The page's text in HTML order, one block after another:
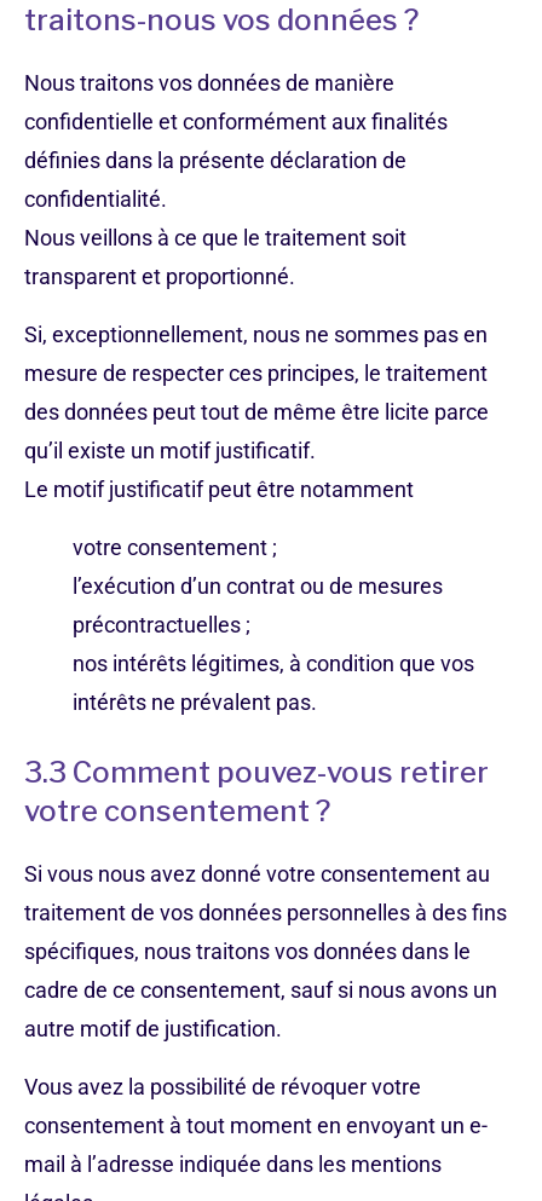
traitons-nous vos données ?
Nous traitons vos données de manière
confidentielle et conformément aux finalités
définies dans la présente déclaration de
confidentialité.
Nous veillons à ce que le traitement soit
transparent et proportionné.
Si, exceptionnellement, nous ne sommes pas en
mesure de respecter ces principes, le traitement
des données peut tout de même être licite parce
qu’il existe un motif justificatif.
Le motif justificatif peut être notamment
votre consentement ;
l’exécution d’un contrat ou de mesures
précontractuelles ;
nos intérêts légitimes, à condition que vos
intérêts ne prévalent pas.
3.3 Comment pouvez-vous retirer
votre consentement ?
Si vous nous avez donné votre consentement au
traitement de vos données personnelles à des fins
spécifiques, nous traitons vos données dans le
cadre de ce consentement, sauf si nous avons un
autre motif de justification.
Vous avez la possibilité de révoquer votre
consentement à tout moment en envoyant un e-
mail à l’adresse indiquée dans les mentions